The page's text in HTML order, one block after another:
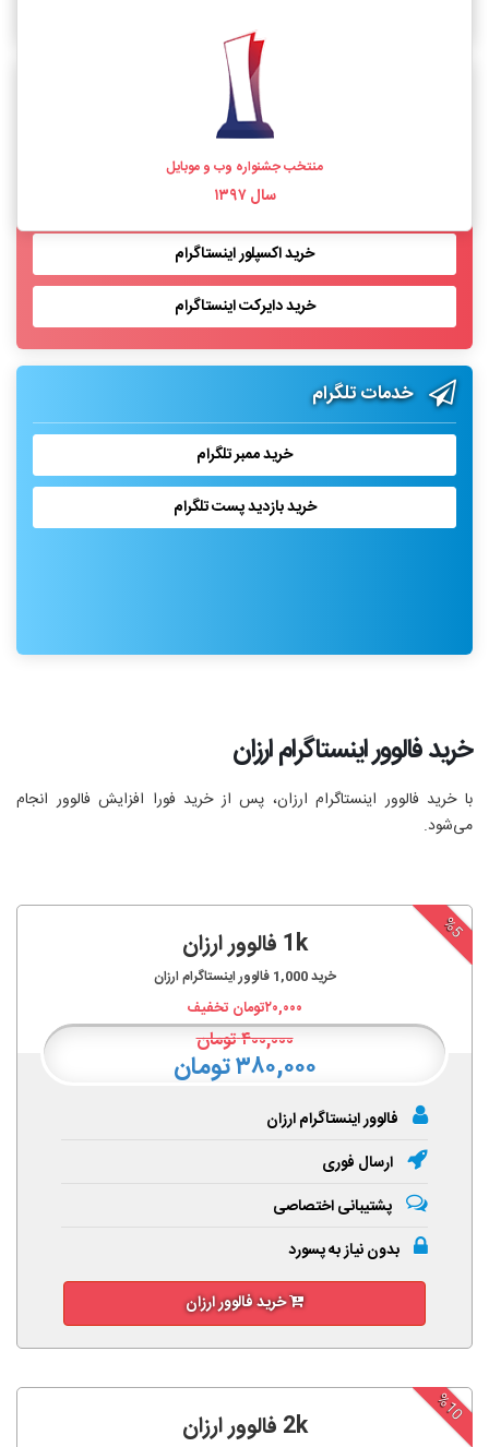
منتخب جشنواره وب و موبایل
سال ۱۳۹۷
خرید بازدید پست اینستاگرام
خرید اکسپلور اینستاگرام
خرید دایرکت اینستاگرام
خدمات تلگرام
خرید ممبر تلگرام
خرید بازدید پست تلگرام
خرید فالوور اینستاگرام ارزان
با خرید فالوور اینستاگرام ارزان، پس از خرید فورا افزایش فالوور انجام‌
می‌شود.
%5 1k فالوور ارزان
خرید1,000 فالوور اینستاگرام ارزان
۲۰,۰۰۰تومان تخفیف
۴۰۰,۰۰۰تومان
۳۸۰,۰۰۰ تومان
فالوور اینستاگرام ارزان
ارسال فوری
پشتیبانی اختصاصی
بدون نیاز به پسورد
خرید فالوور ارزان
%10
2k فالوور ارزان